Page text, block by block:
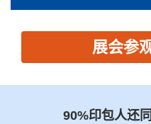
展会参
90%印包人还